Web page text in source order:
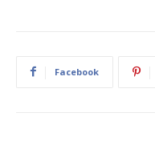
Facebook